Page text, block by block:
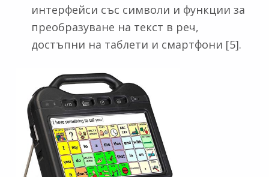
интерфейси със символи и функции за
преобразуване на текст в реч,
достъпни на таблети и смартфони [5].